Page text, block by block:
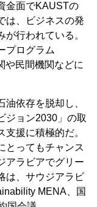
金面でKAUSTの
は、ビジネスの発
行われている。
プログラム
や民間機関などに
依存を脱却し、
ジョン2030」の取
援に積極的だ。
とってもチャンス
アラビアでグリー
は、サウジアラビ
MENA、国